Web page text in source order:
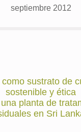
septiembre 2012
sustrato de
sostenible y ética
planta de
en Sri